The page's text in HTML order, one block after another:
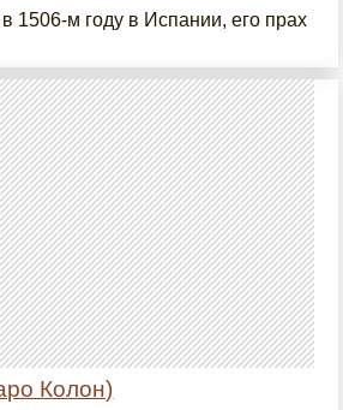
1506-м году в Испании, его прах
Колон)